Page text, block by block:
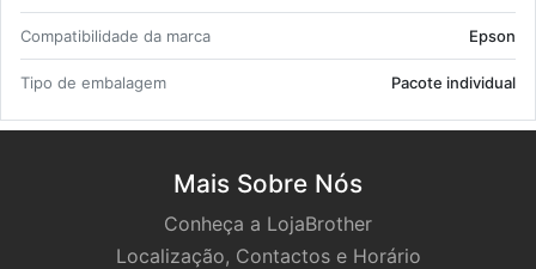
Com­pa­ti­bi­li­dade da marca Epson
Tipo de em­ba­lagem Pa­cote in­di­vi­dual
Mais Sobre Nós
Conheça a LojaBrother
Localização, Contactos e Horário